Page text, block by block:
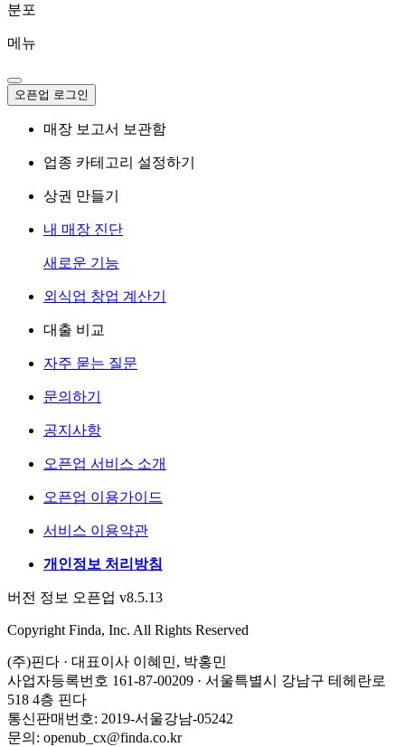
분포
메뉴
오픈업 로그인
매장 보고서 보관함
업종 카테고리 설정하기
상권 만들기
내 매장 진단
새로운 기능
외식업 창업 계산기
대출 비교
자주 묻는 질문
문의하기
공지사항
오픈업 서비스 소개
오픈업 이용가이드
서비스 이용약관
개인정보 처리방침
버전 정보 오픈업 v8.5.13
Copyright Finda, Inc. All Rights Reserved
(주)핀다 · 대표이사 이혜민, 박홍민
사업자등록번호 161-87-00209 · 서울특별시 강남구 테헤란로
518 4층 핀다
통신판매번호: 2019-서울강남-05242
문의: openub_cx@finda.co.kr